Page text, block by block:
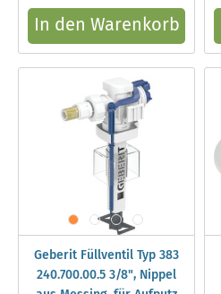
In den Warenkorb
Geberit Füllventil Typ 383
240.700.00.5 3/8", Nippel